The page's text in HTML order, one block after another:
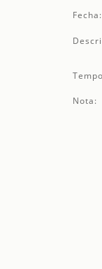
Fecha:
Nota: